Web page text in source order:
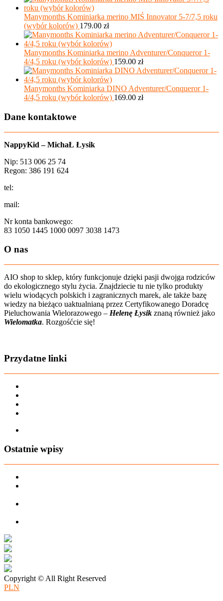
Manymonths Kominiarka merino MIŚ Innovator 5-7/7,5 roku
(wybór kolorów) 179.00 zł
Manymonths Kominiarka merino Adventurer/Conqueror 1-
4/4,5 roku (wybór kolorów) 159.00 zł
Manymonths Kominiarka DINO Adventurer/Conqueror 1-
4/4,5 roku (wybór kolorów) 169.00 zł
Dane kontaktowe
NappyKid – MichaŁ Łysik
Nip: 513 006 25 74
Regon: 386 191 624
tel:
mail:
Nr konta bankowego:
83 1050 1445 1000 0097 3038 1473
O nas
AIO shop to sklep, który funkcjonuje dzięki pasji dwojga rodziców
do ekologicznego stylu życia. Znajdziecie tu nie tylko produkty
wielu wiodących polskich i zagranicznych marek, ale także bazę
wiedzy na bieżąco uaktualnianą przez Certyfikowanego Doradcę
Pieluchowania Wielorazowego – Helenę Łysik znaną również jako
Wielomatka. Rozgośćcie się!
Przydatne linki
Ostatnie wpisy
Copyright © All Right Reserved
PLN